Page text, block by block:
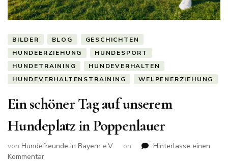
BILDER BLOG
GESCHICHTEN
HUNDEERZIEHUNG
HUNDESPORT
HUNDETRAINING
HUNDEVERHALTEN
HUNDEVERHALTENSTRAINING
WELPENERZIEHUNG
Ein schöner Tag auf unserem
Hundeplatz in Poppenlauer
von Hundefreunde in Bayern e.V. on
Hinterlasse einen
Kommentarzu